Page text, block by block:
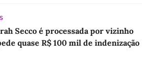
Secco é processada por vizinho
quase R$ 100 mil de indenização